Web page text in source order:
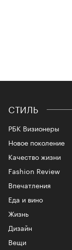
СТИЛЬ
РБК Визионеры
Новое поколение
Качество жизни
Fashion Review
Впечатления
Еда и вино
Жизнь
Дизайн
Вещи